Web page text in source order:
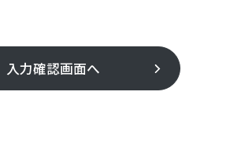
入力確認画面へ